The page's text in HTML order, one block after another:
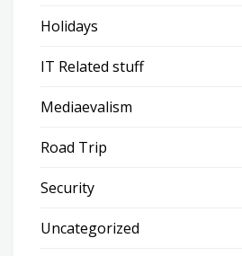
Holidays
IT Related stuff
Mediaevalism
Road Trip
Security
Uncategorized